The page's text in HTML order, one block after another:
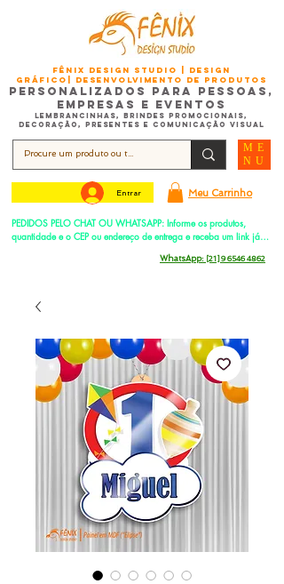
FÊNIX DESIGN STUDIO | Design
Gráfico| Desenvolvimento de Produtos
Personalizados para Pessoas,
Empresas e EventoS
Lembrancinhas, Brindes promocionais,
Decoração, Presentes e Comunicação Visual
PEDIDOS PELO CHAT OU WHATSAPP: Informe os produtos,
quantidade e o CEP ou endereço de entrega e receba um link já
ME
NU
Meu Carrinho
WhatsApp: [21] 9 6546 4862
Entrar